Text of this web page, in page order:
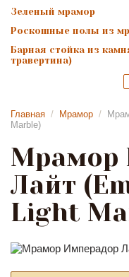
Зеленый мрамор
Роскошные полы из
Барная стойка из
травертина)
Главная / Мрамор /
Marble)
Мрамор
Лайт
Light